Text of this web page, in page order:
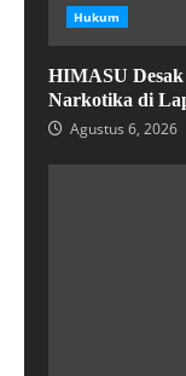
Hukum
HIMASU Desak
Narkotika di
Agustus 6, 2026